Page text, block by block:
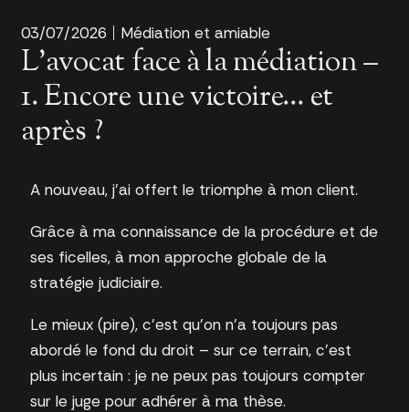
03/07/2026 Médiation et amiable
L’avocat face à la médiation –
1. Encore une victoire… et
après ?
A nouveau, j’ai offert le triomphe à mon client.
Grâce à ma connaissance de la procédure et de
ses ficelles, à mon approche globale de la
stratégie judiciaire.
Le mieux (pire), c’est qu’on n’a toujours pas
abordé le fond du droit – sur ce terrain, c’est
plus incertain : je ne peux pas toujours compter
sur le juge pour adhérer à ma thèse.